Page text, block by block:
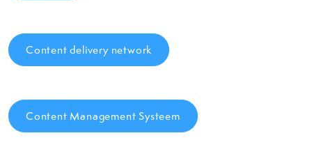
Content delivery network
Content Management Systeem